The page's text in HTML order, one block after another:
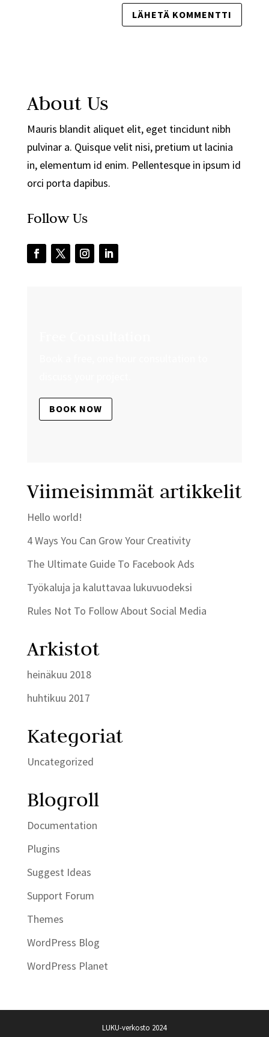
About Us
Mauris blandit aliquet elit, eget tincidunt nibh
pulvinar a. Quisque velit nisi, pretium ut lacinia
in, elementum id enim. Pellentesque in ipsum id
orci porta dapibus.
Follow Us
BOOK NOW
Viimeisimmät artikkelit
Hello world!
4 Ways You Can Grow Your Creativity
The Ultimate Guide To Facebook Ads
Työkaluja ja kaluttavaa lukuvuodeksi
Rules Not To Follow About Social Media
Arkistot
heinäkuu 2018
huhtikuu 2017
Kategoriat
Uncategorized
Blogroll
Documentation
Plugins
Suggest Ideas
Support Forum
Themes
WordPress Blog
WordPress Planet
LUKU-verkosto 2024